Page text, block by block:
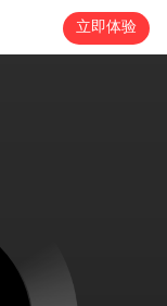
立即体验